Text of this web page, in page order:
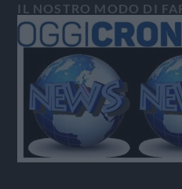
IL NOSTRO MODO DI